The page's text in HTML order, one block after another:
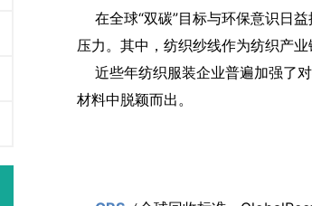
在全球“双碳”目标与环保意识日益
压力。其中，纺织纱线作为纺织产
近些年纺织服装企业普遍加强了
材料中脱颖而出。